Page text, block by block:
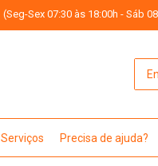
(Seg-Sex 07:30 às 18:00h - Sáb
Serviços Precisa de ajuda?